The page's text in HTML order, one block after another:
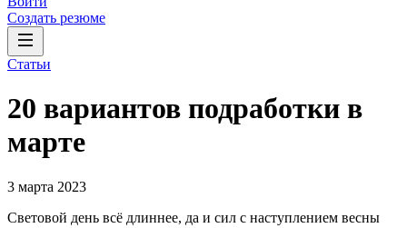
Создать резюме
Статьи
20 вариантов подработки в
марте
3 марта 2023
Световой день всё длиннее, да и сил с наступлением весны